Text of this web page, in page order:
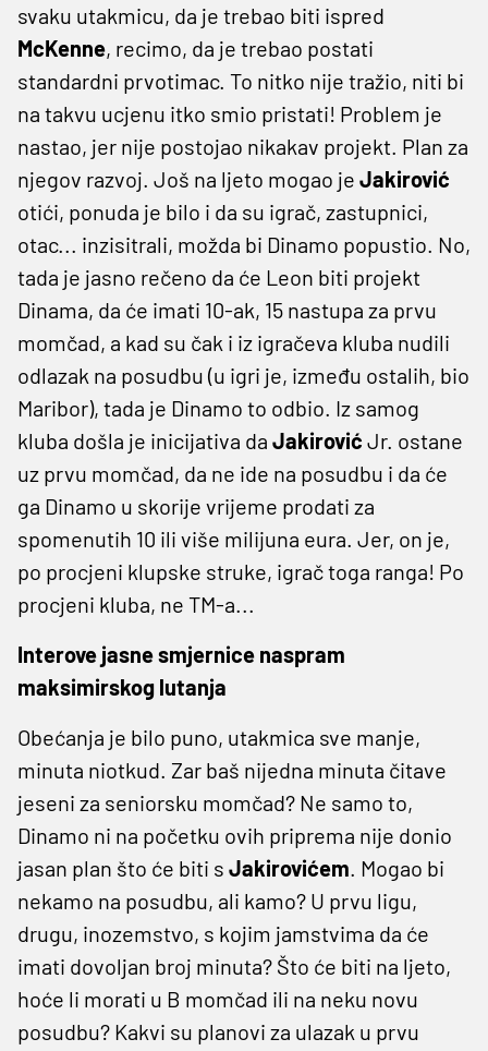
svaku utakmicu, da je trebao biti ispred
McKenne, recimo, da je trebao postati
standardni prvotimac. To nitko nije tražio, niti bi
na takvu ucjenu itko smio pristati! Problem je
nastao, jer nije postojao nikakav projekt. Plan za
njegov razvoj. Još na ljeto mogao je Jakirović
otići, ponuda je bilo i da su igrač, zastupnici,
otac... inzisitrali, možda bi Dinamo popustio. No,
tada je jasno rečeno da će Leon biti projekt
Dinama, da će imati 10-ak, 15 nastupa za prvu
momčad, a kad su čak i iz igračeva kluba nudili
odlazak na posudbu (u igri je, između ostalih, bio
Maribor), tada je Dinamo to odbio. Iz samog
kluba došla je inicijativa da Jakirović Jr. ostane
uz prvu momčad, da ne ide na posudbu i da će
ga Dinamo u skorije vrijeme prodati za
spomenutih 10 ili više milijuna eura. Jer, on je,
po procjeni klupske struke, igrač toga ranga! Po
procjeni kluba, ne TM-a...
Interove jasne smjernice naspram
maksimirskog lutanja
Obećanja je bilo puno, utakmica sve manje,
minuta niotkud. Zar baš nijedna minuta čitave
jeseni za seniorsku momčad? Ne samo to,
Dinamo ni na početku ovih priprema nije donio
jasan plan što će biti s Jakirovićem. Mogao bi
nekamo na posudbu, ali kamo? U prvu ligu,
drugu, inozemstvo, s kojim jamstvima da će
imati dovoljan broj minuta? Što će biti na ljeto,
hoće li morati u B momčad ili na neku novu
posudbu? Kakvi su planovi za ulazak u prvu